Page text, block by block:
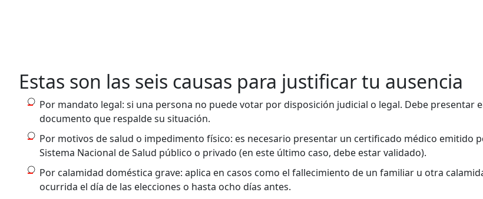
Estas son las seis causas para justificar tu ausencia
Por mandato legal: si una persona no puede votar por disposición judicial o legal. Debe presentar
documento que respalde su situación.
Por motivos de salud o impedimento físico: es necesario presentar un certificado médico emitido
Sistema Nacional de Salud público o privado (en este último caso, debe estar validado).
Por calamidad doméstica grave: aplica en casos como el fallecimiento de un familiar u otra
ocurrida el día de las elecciones o hasta ocho días antes.